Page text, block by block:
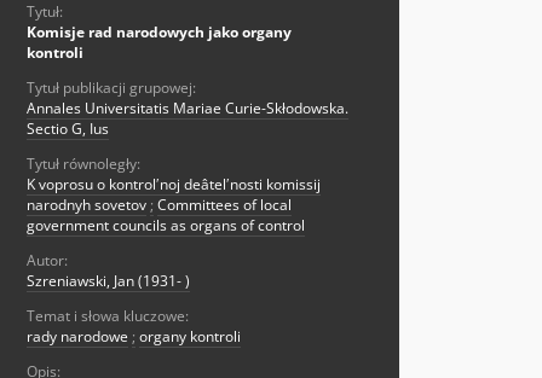
Tytuł:
Komisje rad narodowych jako organy
kontroli
Tytuł publikacji grupowej:
Annales Universitatis Mariae Curie-Skłodowska.
Sectio G, Ius
Tytuł równoległy:
K voprosu o kontrolʹnoj deâtelʹnosti komissij
narodnyh sovetov ; Committees of local
government councils as organs of control
Autor:
Szreniawski, Jan (1931- )
Temat i słowa kluczowe:
rady narodowe ; organy kontroli
Opis: